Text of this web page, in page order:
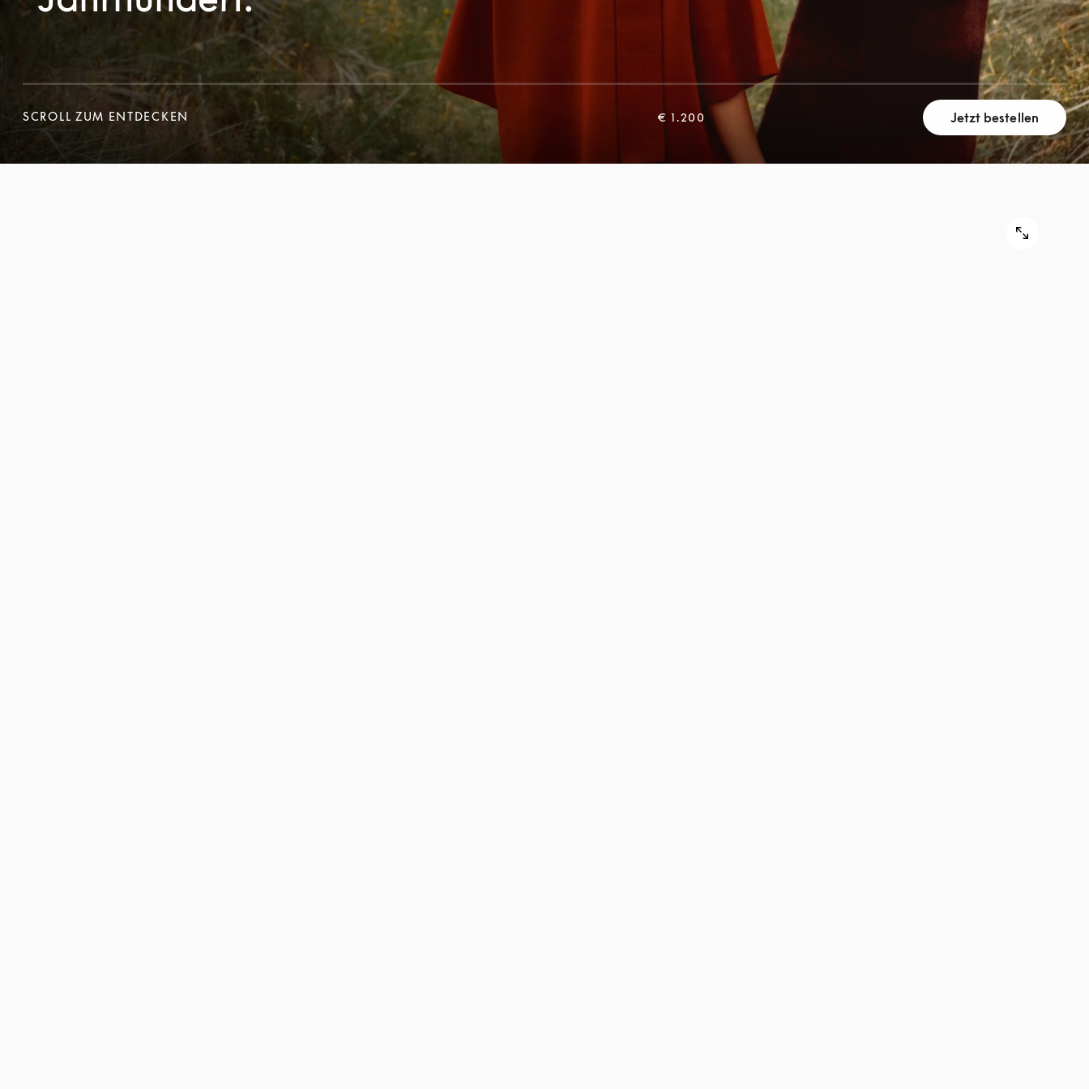
SCROLL ZUM ENTDECKEN
SCROLL ZUM ENTDECKEN
€ 1.200
Jetzt bestellen